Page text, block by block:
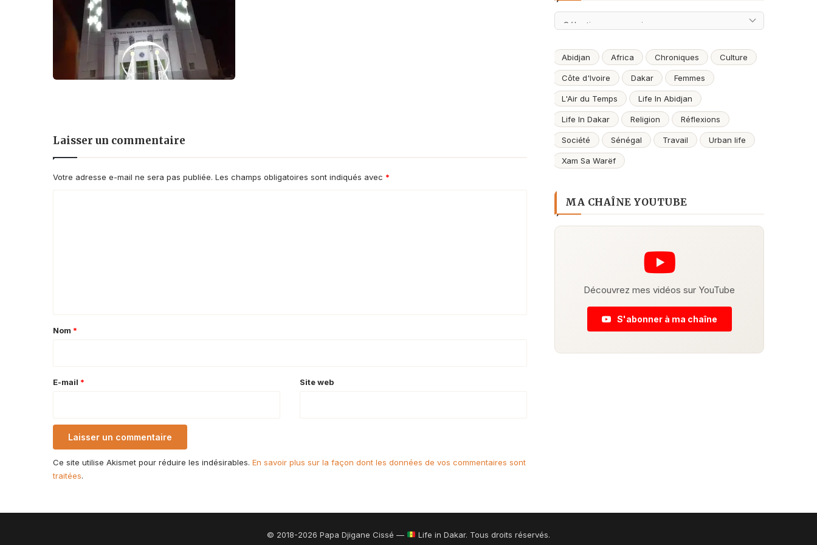
Laisser un commentaire
Votre adresse e-mail ne sera pas publiée. Les champs obligatoires sont indiqués avec *
a
e
Nom *
E-mail * Site web
Ce site utilise Akismet pour réduire les indésirables. En savoir plus sur la façon dont les données de vos commentaires sont
traitées.
Archives
Abidjan Africa Chroniques Culture
Côte d'Ivoire Dakar Femmes
L'Air du Temps Life In Abidjan
Life In Dakar Religion Réflexions
Société Sénégal Travail Urban life
Xam Sa Warëf
MA CHAÎNE YOUTUBE
Découvrez mes vidéos sur YouTube
S'abonner à ma chaîne
© 2018-2026 Papa Djigane Cissé — Life in Dakar. Tous droits réservés.